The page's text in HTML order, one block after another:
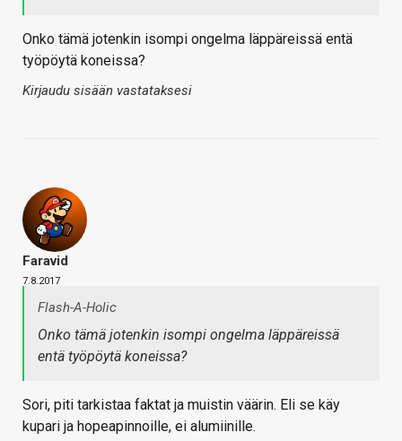
Onko tämä jotenkin isompi ongelma läppäreissä entä
työpöytä koneissa?
Kirjaudu sisään vastataksesi
Faravid
7.8.2017
Flash-A-Holic
Onko tämä jotenkin isompi ongelma läppäreissä
entä työpöytä koneissa?
Sori, piti tarkistaa faktat ja muistin väärin. Eli se käy
kupari ja hopeapinnoille, ei alumiinille.